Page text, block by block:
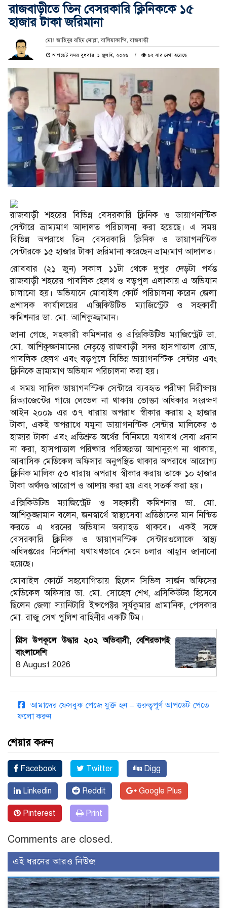
রাজবাড়ীতে তিন বেসরকারি ক্লিনিককে ১৫
হাজার টাকা জরিমানা
মোঃ জাহিদুর রহিম মোল্লা, বালিয়াকান্দি, রাজবাড়ী
আপডেট সময় বুধবার, ১ জুলাই, ২০২৬ ৯২ বার দেখা হয়েছে
রাজবাড়ী শহরের বিভিন্ন বেসরকারি ক্লিনিক ও ডায়াগনস্টিক
সেন্টারে ভ্রাম্যমাণ আদালত পরিচালনা করা হয়েছে। এ সময়
বিভিন্ন অপরাধে তিন বেসরকারি ক্লিনিক ও ডায়াগনস্টিক
সেন্টারকে ১৫ হাজার টাকা জরিমানা করেছেন ভ্রাম্যমাণ আদালত।
রোববার (২১ জুন) সকাল ১১টা থেকে দুপুর দেড়টা পর্যন্ত
রাজবাড়ী শহরের পাবলিক হেলথ ও বড়পুল এলাকায় এ অভিযান
চালানো হয়। অভিযানে মোবাইল কোর্ট পরিচালনা করেন জেলা
প্রশাসক কার্যালয়ের এক্সিকিউটিভ ম্যাজিস্ট্রেট ও সহকারী
কমিশনার ডা. মো. আশিকুজ্জামান।
জানা গেছে, সহকারী কমিশনার ও এক্সিকিউটিভ ম্যাজিস্ট্রেট ডা.
মো. আশিকুজ্জামানের নেতৃত্বে রাজবাড়ী সদর হাসপাতাল রোড,
পাবলিক হেলথ এবং বড়পুলে বিভিন্ন ডায়াগনস্টিক সেন্টার এবং
ক্লিনিকে ভ্রাম্যমাণ অভিযান পরিচালনা করা হয়।
এ সময় সাদিক ডায়াগনস্টিক সেন্টারে ব্যবহৃত পরীক্ষা নিরীক্ষায়
রিঅ্যাজেন্টের গায়ে লেভেল না থাকায় ভোক্তা অধিকার সংরক্ষণ
আইন ২০০৯ এর ৩৭ ধারায় অপরাধ স্বীকার করায় ২ হাজার
টাকা, একই অপরাধে যমুনা ডায়াগনস্টিক সেন্টার মালিকের ৩
হাজার টাকা এবং প্রতিশ্রুত অর্থের বিনিময়ে যথাযথ সেবা প্রদান
না করা, হাসপাতাল পরিষ্কার পরিচ্ছন্নতা আশানুরূপ না থাকায়,
আবাসিক মেডিকেল অফিসার অনুপস্থিত থাকার অপরাধে আরোগ্য
ক্লিনিক মালিক ৫৩ ধারায় অপরাধ স্বীকার করায় তাকে ১০ হাজার
টাকা অর্থদণ্ড আরোপ ও আদায় করা হয় এবং সতর্ক করা হয়।
এক্সিকিউটিভ ম্যাজিস্ট্রেট ও সহকারী কমিশনার ডা. মো.
আশিকুজ্জামান বলেন, জনস্বার্থে স্বাস্থ্যসেবা প্রতিষ্ঠানের মান নিশ্চিত
করতে এ ধরনের অভিযান অব্যাহত থাকবে। একই সঙ্গে
বেসরকারি ক্লিনিক ও ডায়াগনস্টিক সেন্টারগুলোকে স্বাস্থ্য
অধিদপ্তরের নির্দেশনা যথাযথভাবে মেনে চলার আহ্বান জানানো
হয়েছে।
মোবাইল কোর্টে সহযোগিতায় ছিলেন সিভিল সার্জন অফিসের
মেডিকেল অফিসার ডা. মো. সোহেল শেখ, প্রসিকিউটর হিসেবে
ছিলেন জেলা স্যানিটারি ইন্সপেক্টর সূর্যকুমার প্রামানিক, পেসকার
মো. রাজু সেখ পুলিশ বাহিনীর একটি টিম।
গ্রিস উপকূলে উদ্ধার ২০২ অভিবাসী, বেশিরভাগই
বাংলাদেশি
8 August 2026
আমাদের ফেসবুক পেজে যুক্ত হন – গুরুত্বপূর্ণ আপডেট পেতে
ফলো করুন
শেয়ার করুন
Facebook Twitter Digg
Linkedin Reddit Google Plus
Pinterest Print
Comments are closed.
এই ধরনের আরও নিউজ